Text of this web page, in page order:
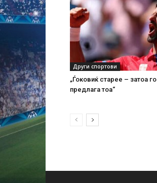
Други спортови
„Ѓоковиќ старее – затоа го
предлага тоа“